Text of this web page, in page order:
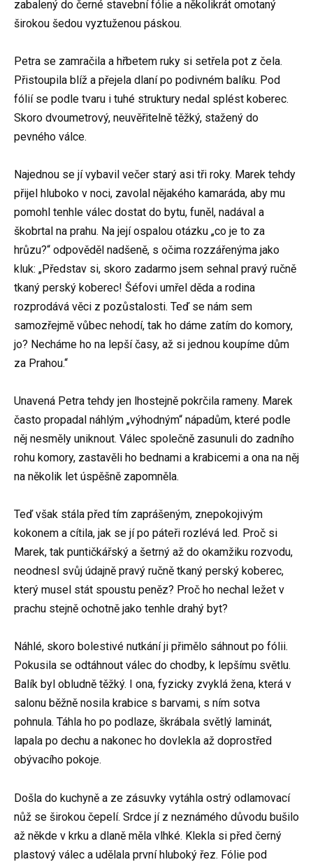
zabalený do černé stavební fólie a několikrát omotaný
širokou šedou vyztuženou páskou.
Petra se zamračila a hřbetem ruky si setřela pot z čela.
Přistoupila blíž a přejela dlaní po podivném balíku. Pod
fólií se podle tvaru i tuhé struktury nedal splést koberec.
Skoro dvoumetrový, neuvěřitelně těžký, stažený do
pevného válce.
Najednou se jí vybavil večer starý asi tři roky. Marek tehdy
přijel hluboko v noci, zavolal nějakého kamaráda, aby mu
pomohl tenhle válec dostat do bytu, funěl, nadával a
škobrtal na prahu. Na její ospalou otázku „co je to za
hrůzu?“ odpověděl nadšeně, s očima rozzářenýma jako
kluk: „Představ si, skoro zadarmo jsem sehnal pravý ručně
tkaný perský koberec! Šéfovi umřel děda a rodina
rozprodává věci z pozůstalosti. Teď se nám sem
samozřejmě vůbec nehodí, tak ho dáme zatím do komory,
jo? Necháme ho na lepší časy, až si jednou koupíme dům
za Prahou.“
Unavená Petra tehdy jen lhostejně pokrčila rameny. Marek
často propadal náhlým „výhodným“ nápadům, které podle
něj nesměly uniknout. Válec společně zasunuli do zadního
rohu komory, zastavěli ho bednami a krabicemi a ona na něj
na několik let úspěšně zapomněla.
Teď však stála před tím zaprášeným, znepokojivým
kokonem a cítila, jak se jí po páteři rozlévá led. Proč si
Marek, tak puntičkářský a šetrný až do okamžiku rozvodu,
neodnesl svůj údajně pravý ručně tkaný perský koberec,
který musel stát spoustu peněz? Proč ho nechal ležet v
prachu stejně ochotně jako tenhle drahý byt?
Náhlé, skoro bolestivé nutkání ji přimělo sáhnout po fólii.
Pokusila se odtáhnout válec do chodby, k lepšímu světlu.
Balík byl obludně těžký. I ona, fyzicky zvyklá žena, která v
salonu běžně nosila krabice s barvami, s ním sotva
pohnula. Táhla ho po podlaze, škrábala světlý laminát,
lapala po dechu a nakonec ho dovlekla až doprostřed
obývacího pokoje.
Došla do kuchyně a ze zásuvky vytáhla ostrý odlamovací
nůž se širokou čepelí. Srdce jí z neznámého důvodu bušilo
až někde v krku a dlaně měla vlhké. Klekla si před černý
plastový válec a udělala první hluboký řez. Fólie pod